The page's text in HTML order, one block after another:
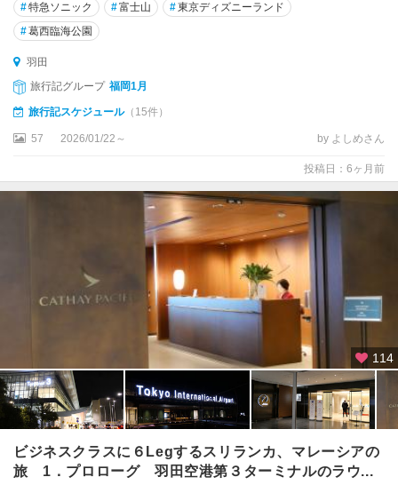
杉
並
世
田
谷
東
駅
草
・
上
・
東
#特急ソニック #富士山 #東京ディズニーランド
#葛西臨海公園
羽田
旅行記グループ 福岡1月
旅行記スケジュール（15件）
57 2026/01/22～ by よしめさん
投稿日：6ヶ月前
114
ビジネスクラスに６Legするスリランカ、マレーシアの
旅 1．プロローグ 羽田空港第３ターミナルのラウ...